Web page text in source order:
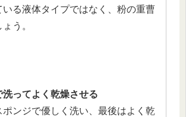
いる液体タイプではなく、粉の重曹
う。
洗ってよく乾燥させる
ポンジで優しく洗い、最後はよく乾